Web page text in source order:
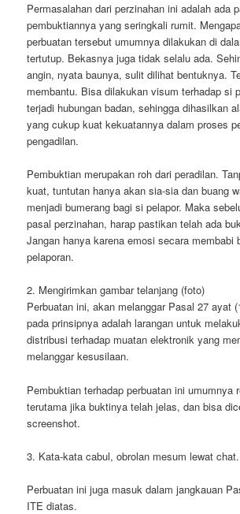
Permasalahan dari perzinahan ini adalah ada
pembuktiannya yang seringkali rumit.
perbuatan tersebut umumnya dilakukan di
tertutup. Bekasnya juga tidak selalu ada.
angin, nyata baunya, sulit dilihat bentuknya.
membantu. Bisa dilakukan visum terhadap si
terjadi hubungan badan, sehingga dihasilkan
yang cukup kuat kekuatannya dalam proses
pengadilan.
Pembuktian merupakan roh dari peradilan.
kuat, tuntutan hanya akan sia-sia dan buang
menjadi bumerang bagi si pelapor. Maka
pasal perzinahan, harap pastikan telah ada
Jangan hanya karena emosi secara membabi
pelaporan.
2. Mengirimkan gambar telanjang (foto)
Perbuatan ini, akan melanggar Pasal 27 ayat
pada prinsipnya adalah larangan untuk
distribusi terhadap muatan elektronik yang
melanggar kesusilaan.
Pembuktian terhadap perbuatan ini umumnya
terutama jika buktinya telah jelas, dan bisa
screenshot.
3. Kata-kata cabul, obrolan mesum lewat chat.
Perbuatan ini juga masuk dalam jangkauan
ITE diatas.